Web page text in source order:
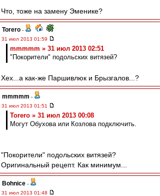
Что, тоже на замену Эменике?
Torero -
31 июл 2013 01:59
mmmmm » 31 июл 2013 02:51
"Покорители" подольских витязей?
Хех...а как-же Паршивлюк и Брызгалов...?
mmmmm -
31 июл 2013 01:51
Torero » 31 июл 2013 00:08
Могут Обухова или Козлова подключить.
"Покорители" подольских витязей?
Оригинальный рецепт. Как минимум...
Bohnice -
31 июл 2013 01:48